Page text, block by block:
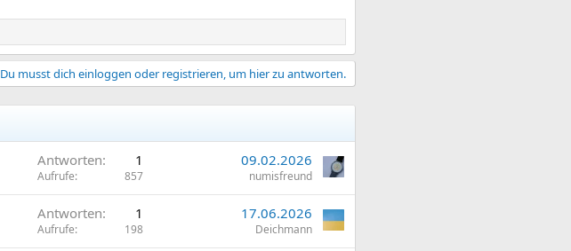
Du musst dich einloggen oder registrieren, um hier zu antworten.
Antworten 1
Aufrufe 857
09.02.2026
numisfreund
Antworten 1
Aufrufe 198
17.06.2026
Deichmann